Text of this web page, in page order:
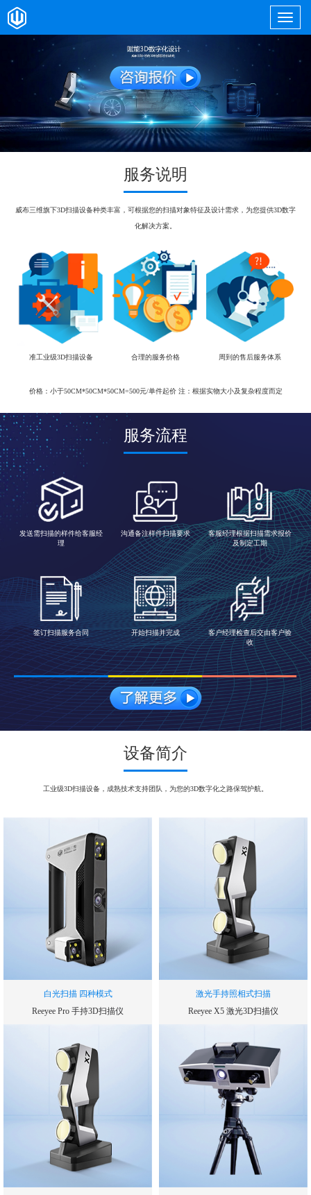
服务说明
威布三维旗下3D扫描设备种类丰富，可根据您的扫描对象特征及设计需求，为您提供3D数字
化解决方案。
准工业级3D扫描设备 合理的服务价格 周到的售后服务体系
价格：小于50CM*50CM*50CM=500元/单件起价 注：根据实物大小及复杂程度而定
服务流程
发送需扫描的样件给客服经
理
沟通备注样件扫描要求
客服经理根据扫描需求报价
及制定工期
签订扫描服务合同 开始扫描并完成
客户经理检查后交由客户验
收
设备简介
工业级3D扫描设备，成熟技术支持团队，为您的3D数字化之路保驾护航。
单幅扫描精度
0.05
mm
测量范围
210*150
白光扫描 四种模式
Reeyee Pro 手持3D扫描仪
测量精度
0.03mm
帧扫描区域
250*250
激光手持照相式扫描
Reeyee X5 激光3D扫描仪